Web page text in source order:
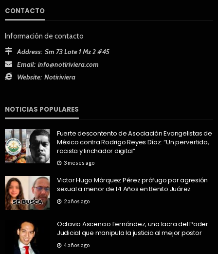
CONTACTO
Información de contacto
Address: Sm 73 Lote 1 Mz 2 #45
Email: info@notiriviera.com
Website: Notiriviera
NOTICIAS POPULARES
Fuerte descontento de Asociación Evangelistas de
México contra Rodrigo Reyes Díaz: “Un pervertido,
racista y linchador digital”
3 meses ago
Victor Hugo Márquez Pérez prófugo por agresión
sexual a menor de 14 Años en Benito Juárez
2 años ago
Octavio Ascencio Fernández, una lacra del Poder
Judicial que manipula la justicia al mejor postor
4 años ago